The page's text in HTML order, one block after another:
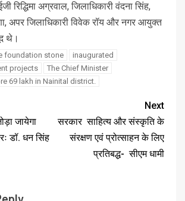
रिद्धिमा अग्रवाल, जिलाधिकारी वंदना सिंह,
अपर जिलाधिकारी विवेक रॉय और नगर आयुक्त
थे।
foundation stone
inaugurated
projects
The Chief Minister
69 lakh in Nainital district.
जायेगा
डॉ. धन सिंह
Next
सरकार साहित्य और संस्कृति के
संरक्षण एवं प्रोत्साहन के लिए
प्रतिबद्ध- सीएम धामी